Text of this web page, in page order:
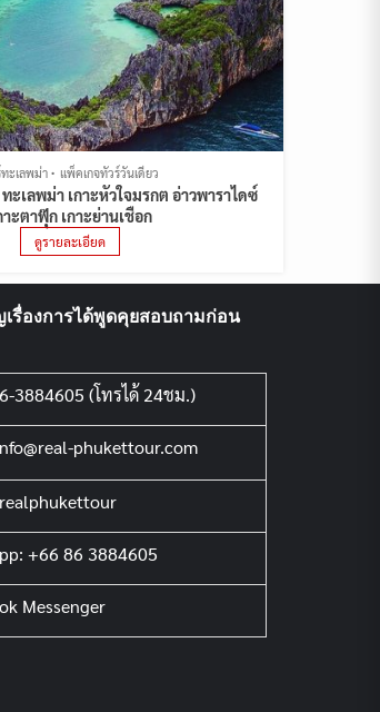
ะเลพม่า แพ็คเกจทัวร์วันเดียว
ะเลพม่า เกาะหัวใจมรกต อ่าวพาราไดซ์
าะตาฟุ๊ก เกาะย่านเชือก
ดูรายละเอียด
รื่องการได้พูดคุยสอบถามก่อน
3884605 (โทรได้ 24ชม.)
phukettour.com
+66 86 3884605
Messenger